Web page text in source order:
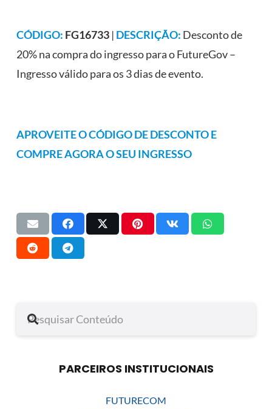
CÓDIGO: FG16733 | DESCRIÇÃO: Desconto de
20% na compra do ingresso para o FutureGov –
Ingresso válido para os 3 dias de evento.
APROVEITE O CÓDIGO DE DESCONTO E
COMPRE AGORA O SEU INGRESSO
PARCEIROS INSTITUCIONAIS
FUTURECOM